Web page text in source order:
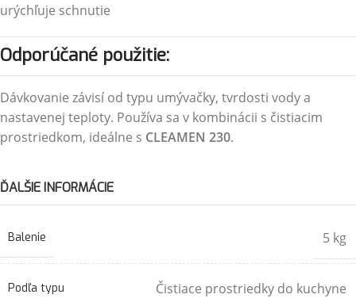
urýchľuje schnutie
Odporúčané použitie:
Dávkovanie závisí od typu umývačky, tvrdosti vody a
nastavenej teploty. Používa sa v kombinácii s čistiacim
prostriedkom, ideálne s CLEAMEN 230.
ĎALŠIE INFORMÁCIE
Balenie 5 kg
Podľa typu Čistiace prostriedky do kuchyne